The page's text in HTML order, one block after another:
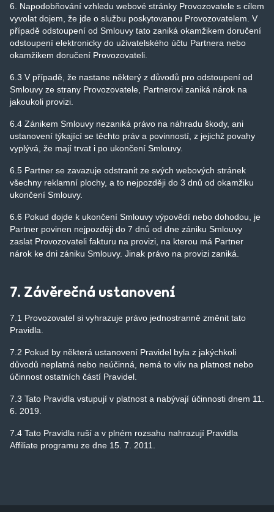
6. Napodobňování vzhledu webové stránky Provozovatele s cílem
vyvolat dojem, že jde o službu poskytovanou Provozovatelem. V
případě odstoupení od Smlouvy tato zaniká okamžikem doručení
odstoupení elektronicky do uživatelského účtu Partnera nebo
okamžikem doručení Provozovateli.
6.3 V případě, že nastane některý z důvodů pro odstoupení od
Smlouvy ze strany Provozovatele, Partnerovi zaniká nárok na
jakoukoli provizi.
6.4 Zánikem Smlouvy nezaniká právo na náhradu škody, ani
ustanovení týkající se těchto práv a povinností, z jejichž povahy
vyplývá, že mají trvat i po ukončení Smlouvy.
6.5 Partner se zavazuje odstranit ze svých webových stránek
všechny reklamní plochy, a to nejpozději do 3 dnů od okamžiku
ukončení Smlouvy.
6.6 Pokud dojde k ukončení Smlouvy výpovědí nebo dohodou, je
Partner povinen nejpozději do 7 dnů od dne zániku Smlouvy
zaslat Provozovateli fakturu na provizi, na kterou má Partner
nárok ke dni zániku Smlouvy. Jinak právo na provizi zaniká.
7. Závěrečná ustanovení
7.1 Provozovatel si vyhrazuje právo jednostranně změnit tato
Pravidla.
7.2 Pokud by některá ustanovení Pravidel byla z jakýchkoli
důvodů neplatná nebo neúčinná, nemá to vliv na platnost nebo
účinnost ostatních částí Pravidel.
7.3 Tato Pravidla vstupují v platnost a nabývají účinnosti dnem 11.
6. 2019.
7.4 Tato Pravidla ruší a v plném rozsahu nahrazují Pravidla
Affiliate programu ze dne 15. 7. 2011.